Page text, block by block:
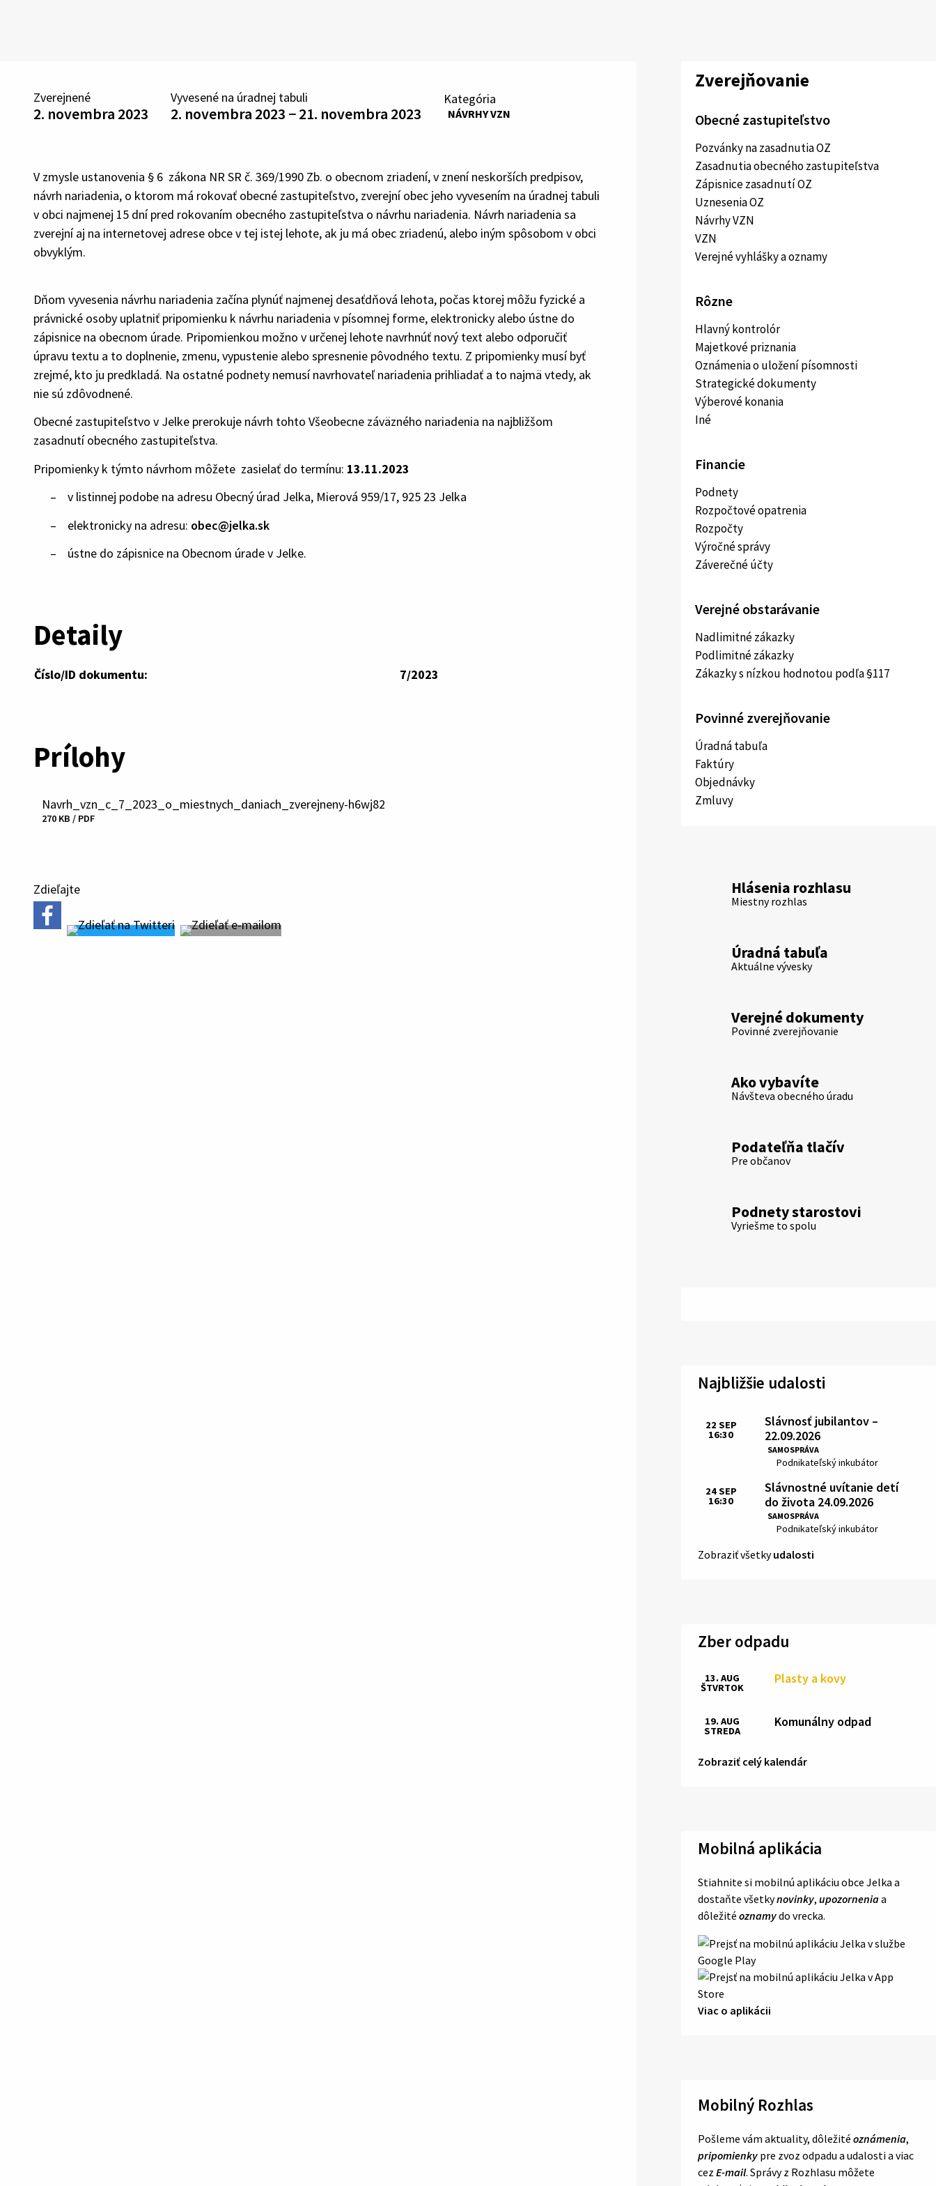
Zverejnené
2. novembra 2023
Vyvesené na úradnej tabuli
2. novembra 2023 − 21. novembra 2023
Kategória
NÁVRHY VZN
V zmysle ustanovenia § 6 zákona NR SR č. 369/1990 Zb. o obecnom zriadení, v znení neskorších predpisov,
návrh nariadenia, o ktorom má rokovať obecné zastupiteľstvo, zverejní obec jeho vyvesením na úradnej tabuli
v obci najmenej 15 dní pred rokovaním obecného zastupiteľstva o návrhu nariadenia. Návrh nariadenia sa
zverejní aj na internetovej adrese obce v tej istej lehote, ak ju má obec zriadenú, alebo iným spôsobom v obci
obvyklým.
Dňom vyvesenia návrhu nariadenia začína plynúť najmenej desaťdňová lehota, počas ktorej môžu fyzické a
právnické osoby uplatniť pripomienku k návrhu nariadenia v písomnej forme, elektronicky alebo ústne do
zápisnice na obecnom úrade. Pripomienkou možno v určenej lehote navrhnúť nový text alebo odporučiť
úpravu textu a to doplnenie, zmenu, vypustenie alebo spresnenie pôvodného textu. Z pripomienky musí byť
zrejmé, kto ju predkladá. Na ostatné podnety nemusí navrhovateľ nariadenia prihliadať a to najmä vtedy, ak
nie sú zdôvodnené.
Obecné zastupiteľstvo v Jelke prerokuje návrh tohto Všeobecne záväzného nariadenia na najbližšom
zasadnutí obecného zastupiteľstva.
Pripomienky k týmto návrhom môžete zasielať do termínu: 13.11.2023
– v listinnej podobe na adresu Obecný úrad Jelka, Mierová 959/17, 925 23 Jelka
– elektronicky na adresu: obec@jelka.sk
– ústne do zápisnice na Obecnom úrade v Jelke.
Detaily
Číslo/ID dokumentu: 7/2023
Prílohy
Stiahnuť
Navrh_vzn_c_7_2023_o_miestnych_daniach_zverejneny-h6wj82
270 KB / PDF
Zdieľajte
Zverejňovanie
Obecné zastupiteľstvo
Pozvánky na zasadnutia OZ
Zasadnutia obecného zastupiteľstva
Zápisnice zasadnutí OZ
Uznesenia OZ
Návrhy VZN
VZN
Verejné vyhlášky a oznamy
Rôzne
Hlavný kontrolór
Majetkové priznania
Oznámenia o uložení písomnosti
Strategické dokumenty
Výberové konania
Iné
Financie
Podnety
Rozpočtové opatrenia
Rozpočty
Výročné správy
Záverečné účty
Verejné obstarávanie
Nadlimitné zákazky
Podlimitné zákazky
Zákazky s nízkou hodnotou podľa §117
Povinné zverejňovanie
Úradná tabuľa
Faktúry
Objednávky
Zmluvy
Hlásenia rozhlasu
Miestny rozhlas
Úradná tabuľa
Aktuálne vývesky
Verejné dokumenty
Povinné zverejňovanie
Ako vybavíte
Návšteva obecného úradu
Podateľňa tlačív
Pre občanov
Podnety starostovi
Vyriešme to spolu
Najbližšie udalosti
Slávnosť jubilantov –
22.09.2026
SAMOSPRÁVA
Miesto:
Podnikateľský inkubátor
Čas:
22 SEP
16:30
Slávnostné uvítanie detí
do života 24.09.2026
SAMOSPRÁVA
Miesto:
Podnikateľský inkubátor
Čas:
24SEP
16:30
Zobraziť všetkyudalosti
Zber odpadu
Plasty a kovy
13. AUG
ŠTVRTOK
Komunálny odpad
19. AUG
STREDA
Zobraziť celý kalendár
Mobilná aplikácia
Stiahnite si mobilnú aplikáciu obce Jelka a
dostaňte všetkynovinky, upozorneniaa
dôležité oznamydo vrecka.
Viac o aplikácii
Mobilný Rozhlas
Pošleme vám aktuality, dôležité oznámenia,
pripomienky pre zvoz odpadu a udalosti a viac
cez E-mail. Správy z Rozhlasu môžete